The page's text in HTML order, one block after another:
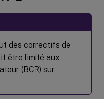
des correctifs de
être limité aux
(BCR) sur